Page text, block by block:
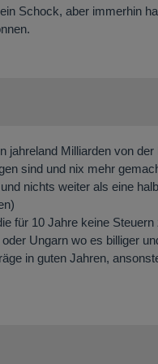
Schock, aber immerhin
jahreland Milliarden von
sind und nix mehr
nichts weiter als eine
für 10 Jahre keine
Ungarn wo es billiger
in guten Jahren,